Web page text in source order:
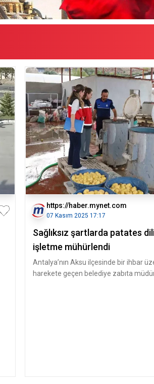
https://haber.mynet.com
07 Kasım 2025 17:17
Sağlıksız şartlarda patates
işletme mühürlendi
Antalya’nın Aksu ilçesinde bir ihbar
harekete geçen belediye zabıta